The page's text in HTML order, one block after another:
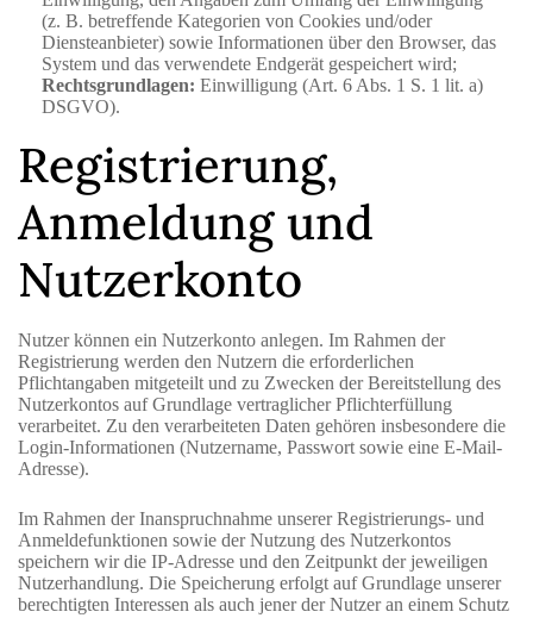
(z. B. betreffende Kategorien von Cookies und/oder
Diensteanbieter) sowie Informationen über den Browser, das
System und das verwendete Endgerät gespeichert wird;
Rechtsgrundlagen: Einwilligung (Art. 6 Abs. 1 S. 1 lit. a)
DSGVO).
Registrierung,
Anmeldung und
Nutzerkonto
Nutzer können ein Nutzerkonto anlegen. Im Rahmen der
Registrierung werden den Nutzern die erforderlichen
Pflichtangaben mitgeteilt und zu Zwecken der Bereitstellung des
Nutzerkontos auf Grundlage vertraglicher Pflichterfüllung
verarbeitet. Zu den verarbeiteten Daten gehören insbesondere die
Login-Informationen (Nutzername, Passwort sowie eine E-Mail-
Adresse).
Im Rahmen der Inanspruchnahme unserer Registrierungs- und
Anmeldefunktionen sowie der Nutzung des Nutzerkontos
speichern wir die IP-Adresse und den Zeitpunkt der jeweiligen
Nutzerhandlung. Die Speicherung erfolgt auf Grundlage unserer
berechtigten Interessen als auch jener der Nutzer an einem Schutz